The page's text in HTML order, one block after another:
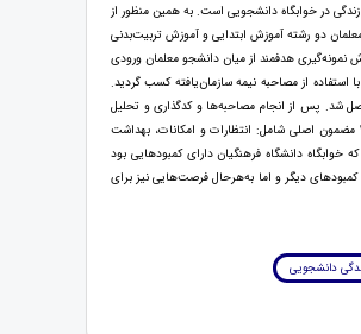
در خوابگاه دانشجویی است. به همین منظور از
دو رشته آموزش ابتدایی و آموزش تربیت‌بدنی
نمونه‌گیری هدفمند از میان دانشجو معلمان ورودی
با استفاده از مصاحبه نیمه سازمان‌یافته کسب گردید.
پس از ۱۲ مصاحبه، اشباع اطلاعاتی حاصل شد. پس از انجام مصاحبه‌ها و کدگذاری و تحلیل
آن‌ها با استفاده از نرم‌افزار nvivo تجربه‌ی دانشجو معلمان از زندگی در خوابگاه دانشجویی در ۴ مضمون اصلی شامل: انتظارات و امکانات، بهداشت
نشان می‌دهد که خوابگاه دانشگاه فرهنگیان دارای کمبودهایی بود
کمبودهای دیگر و اما به‌هرحال فرصت‌هایی نیز برای
دانشجویی